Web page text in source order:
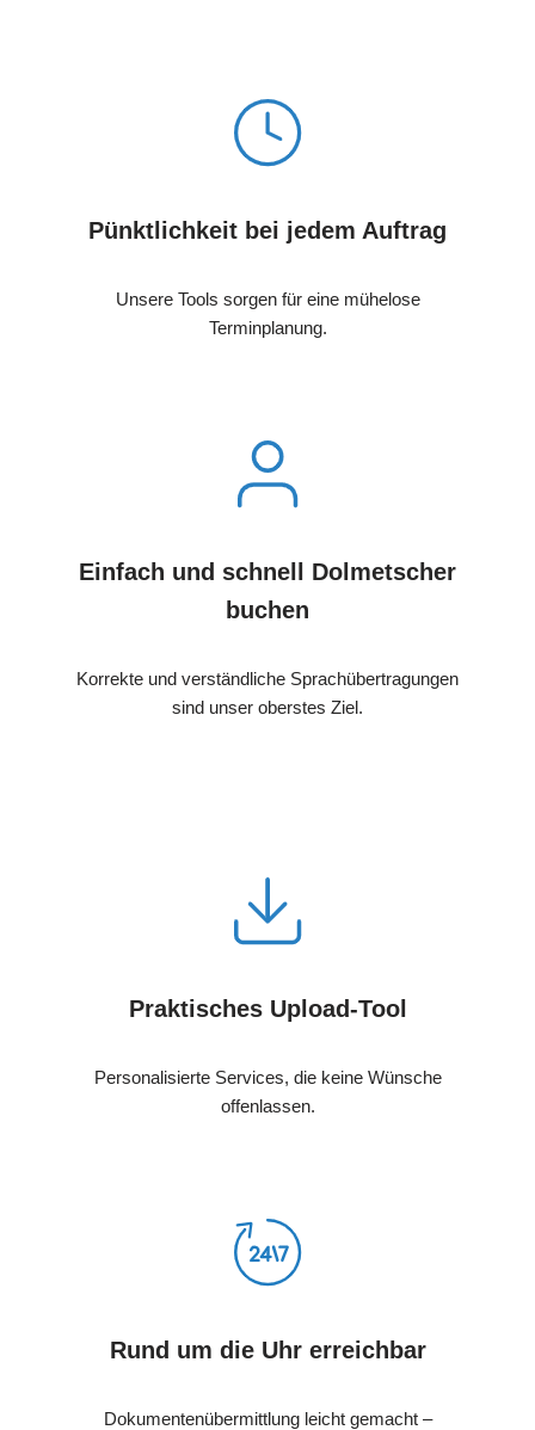
Pünktlichkeit bei jedem Auftrag
Unsere Tools sorgen für eine mühelose
Terminplanung.
Einfach und schnell Dolmetscher
buchen
Korrekte und verständliche Sprachübertragungen
sind unser oberstes Ziel.
Praktisches Upload-Tool
Personalisierte Services, die keine Wünsche
offenlassen.
Rund um die Uhr erreichbar
Dokumentenübermittlung leicht gemacht –